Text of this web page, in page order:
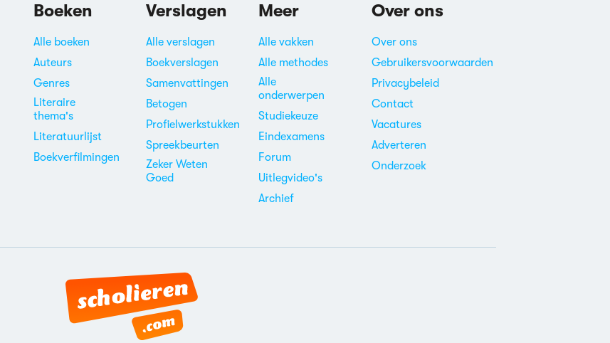
Boeken
Alle boeken
Auteurs
Genres
Literaire
thema's
Literatuurlijst
Boekverfilmingen
Verslagen
Alle verslagen
Boekverslagen
Samenvattingen
Betogen
Profielwerkstukken
Spreekbeurten
Zeker Weten
Goed
Meer
Alle vakken
Alle methodes
Alle
onderwerpen
Studiekeuze
Eindexamens
Forum
Uitlegvideo's
Archief
Over ons
Over ons
Gebruikersvoorwaarden
Privacybeleid
Contact
Vacatures
Adverteren
Onderzoek